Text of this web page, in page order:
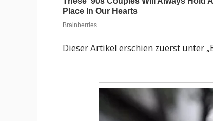
Dieser Artikel erschien zuerst unter